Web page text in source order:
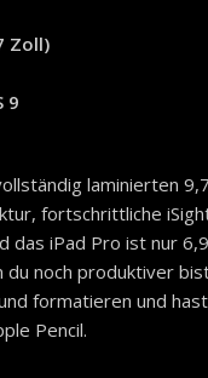
Zoll)
9
laminierten
fortschrittliche
das iPad Pro ist nur
noch produktiver
formatieren und
Pencil.